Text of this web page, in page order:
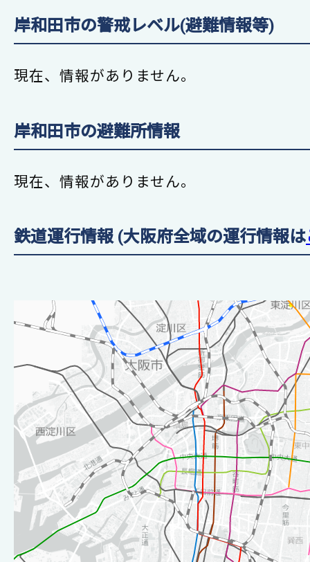
岸和田市の警戒レベル(避難情報等)
現在、情報がありません。
岸和田市の避難所情報
現在、情報がありません。
鉄道運行情報 (大阪府全域の運行情報は